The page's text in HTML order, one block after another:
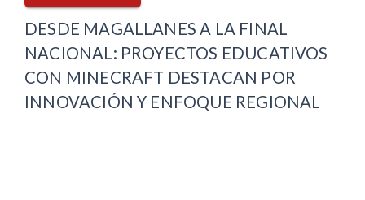
DESDE MAGALLANES A LA FINAL
NACIONAL: PROYECTOS EDUCATIVOS
CON MINECRAFT DESTACAN POR
INNOVACIÓN Y ENFOQUE REGIONAL